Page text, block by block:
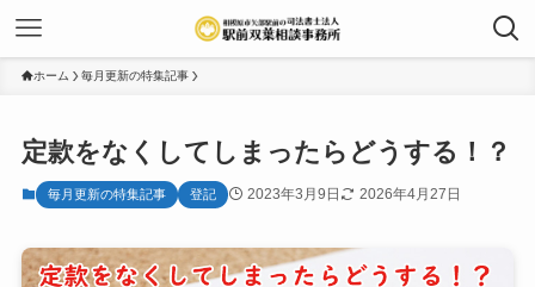
ホーム 毎月更新の特集記事
定款をなくしてしまったらどうする！？
毎月更新の特集記事 登記 2023年3月9日 2026年4月27日